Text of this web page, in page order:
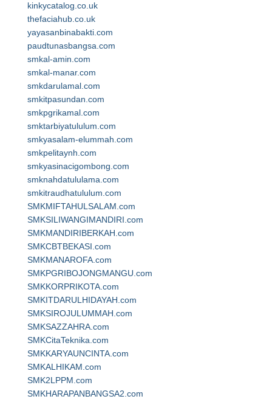
kinkycatalog.co.uk
thefaciahub.co.uk
yayasanbinabakti.com
paudtunasbangsa.com
smkal-amin.com
smkal-manar.com
smkdarulamal.com
smkitpasundan.com
smkpgrikamal.com
smktarbiyatululum.com
smkyasalam-elummah.com
smkpelitaynh.com
smkyasinacigombong.com
smknahdatululama.com
smkitraudhatululum.com
SMKMIFTAHULSALAM.com
SMKSILIWANGIMANDIRI.com
SMKMANDIRIBERKAH.com
SMKCBTBEKASI.com
SMKMANAROFA.com
SMKPGRIBOJONGMANGU.com
SMKKORPRIKOTA.com
SMKITDARULHIDAYAH.com
SMKSIROJULUMMAH.com
SMKSAZZAHRA.com
SMKCitaTeknika.com
SMKKARYAUNCINTA.com
SMKALHIKAM.com
SMK2LPPM.com
SMKHARAPANBANGSA2.com